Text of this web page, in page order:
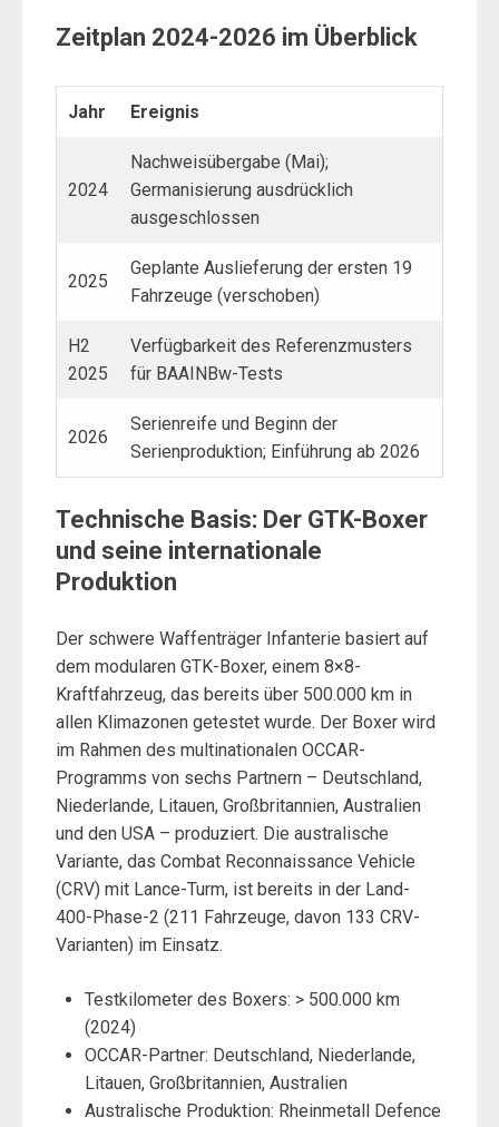
Zeitplan 2024-2026 im Überblick
Jahr Ereignis
2024
Nachweisübergabe (Mai);
Germanisierung ausdrücklich
ausgeschlossen
2025
Geplante Auslieferung der ersten 19
Fahrzeuge (verschoben)
H2
2025
Verfügbarkeit des Referenzmusters
für BAAINBw-Tests
2026
Serienreife und Beginn der
Serienproduktion; Einführung ab 2026
Technische Basis: Der GTK-Boxer
und seine internationale
Produktion
Der schwere Waffenträger Infanterie basiert auf
dem modularen GTK-Boxer, einem 8×8-
Kraftfahrzeug, das bereits über 500.000 km in
allen Klimazonen getestet wurde. Der Boxer wird
im Rahmen des multinationalen OCCAR-
Programms von sechs Partnern – Deutschland,
Niederlande, Litauen, Großbritannien, Australien
und den USA – produziert. Die australische
Variante, das Combat Reconnaissance Vehicle
(CRV) mit Lance-Turm, ist bereits in der Land-
400-Phase-2 (211 Fahrzeuge, davon 133 CRV-
Varianten) im Einsatz.
Testkilometer des Boxers: > 500.000 km
(2024)
OCCAR-Partner: Deutschland, Niederlande,
Litauen, Großbritannien, Australien
Australische Produktion: Rheinmetall Defence